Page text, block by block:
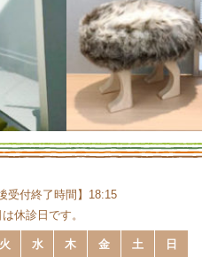
受付終了時間】18:15
休診日です。
火 水 木 金 土 日